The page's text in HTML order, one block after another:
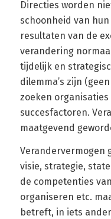
Directies worden
schoonheid van
resultaten van de
verandering
tijdelijk en
dilemma’s zijn
zoeken
succesfactoren.
maatgevend
Verandervermogen
visie, strategie,
de competenties
organiseren etc.
betreft, in iets